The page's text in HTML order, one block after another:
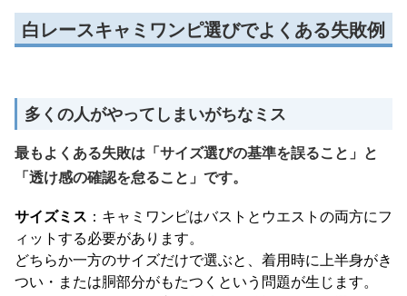
白レースキャミワンピ選びでよくある失敗例
多くの人がやってしまいがちなミス
最もよくある失敗は「サイズ選びの基準を誤ること」と
「透け感の確認を怠ること」です。
サイズミス ：キャミワンピはバストとウエストの両方にフ
ィットする必要があります。
どちらか一方のサイズだけで選ぶと、着用時に上半身がき
つい・または胴部分がもたつくという問題が生じます。